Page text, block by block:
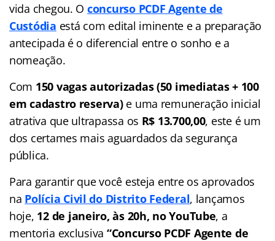
vida chegou. O concurso PCDF Agente de
Custódia está com edital iminente e a preparação
antecipada é o diferencial entre o sonho e a
nomeação.
Com 150 vagas autorizadas (50 imediatas + 100
em cadastro reserva) e uma remuneração inicial
atrativa que ultrapassa os R$ 13.700,00, este é um
dos certames mais aguardados da segurança
pública.
Para garantir que você esteja entre os aprovados
na Polícia Civil do Distrito Federal, lançamos
hoje, 12 de janeiro, às 20h, no YouTube, a
mentoria exclusiva “Concurso PCDF Agente de